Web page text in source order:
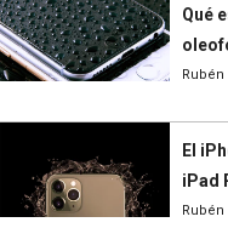
Qué
Rubén
El
iPad
Rubén